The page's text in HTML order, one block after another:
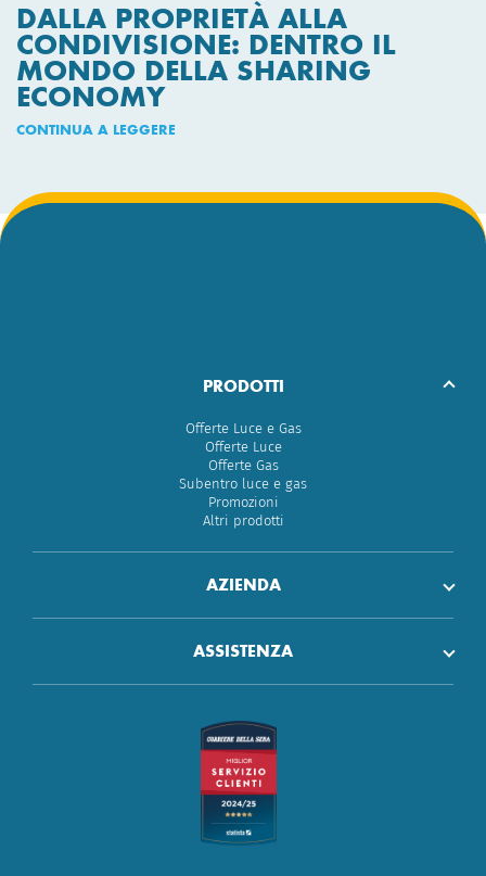
DALLA PROPRIETÀ ALLA
CONDIVISIONE: DENTRO IL
MONDO DELLA SHARING
ECONOMY
CONTINUA A LEGGERE
PRODOTTI
Offerte Luce e Gas
Offerte Luce
Offerte Gas
Subentro luce e gas
Promozioni
Altri prodotti
AZIENDA
ASSISTENZA